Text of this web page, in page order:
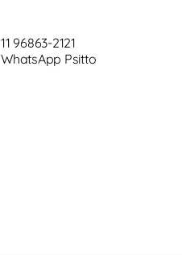
11 96863-2121
WhatsApp Psitto